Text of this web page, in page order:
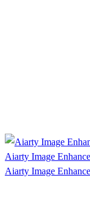
Aiarty Image
Aiarty Image